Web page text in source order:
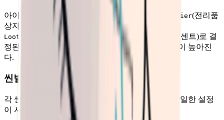
아이템 품질은 lootBoxHighQualityChanceMultiplier(전리품
상자 고품질 확률 배율)에서 계산되는
LootBoxQualityLowPercent
(전리품 상자 저품질 퍼센트)로 결
정된다. 배율이 높을수록 좋은 아이템이 나올 확률이 높아진
다.
씬별 드롭 배율 설정
각 씬의 데이터는 다음과 같다. 모든 난이도에서 동일한 설정
이 사용된다: